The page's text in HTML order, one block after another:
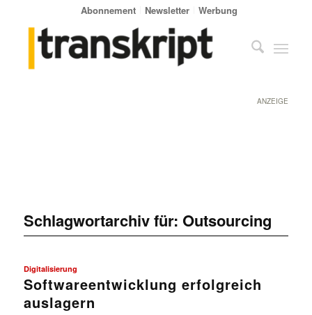
Abonnement Newsletter Werbung
ANZEIGE
Schlagwortarchiv für: Outsourcing
Digitalisierung
Softwareentwicklung erfolgreich
auslagern